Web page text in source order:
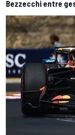
Bezzecchi entre